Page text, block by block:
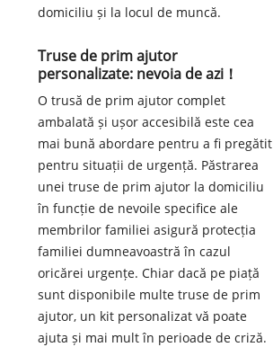
domiciliu și la locul de muncă.
Truse de prim ajutor
personalizate: nevoia de azi！
O trusă de prim ajutor complet
ambalată și ușor accesibilă este cea
mai bună abordare pentru a fi pregătit
pentru situații de urgență. Păstrarea
unei truse de prim ajutor la domiciliu
în funcție de nevoile specifice ale
membrilor familiei asigură protecția
familiei dumneavoastră în cazul
oricărei urgențe. Chiar dacă pe piață
sunt disponibile multe truse de prim
ajutor, un kit personalizat vă poate
ajuta și mai mult în perioade de criză.